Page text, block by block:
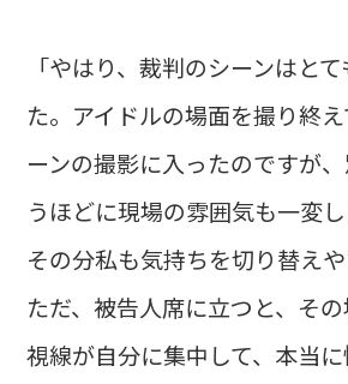
「やはり、裁判のシーンはと
た。アイドルの場面を撮り終
ーンの撮影に入ったのですが
うほどに現場の雰囲気も一変し
その分私も気持ちを切り替えや
ただ、被告人席に立つと、そ
視線が自分に集中して、本当に